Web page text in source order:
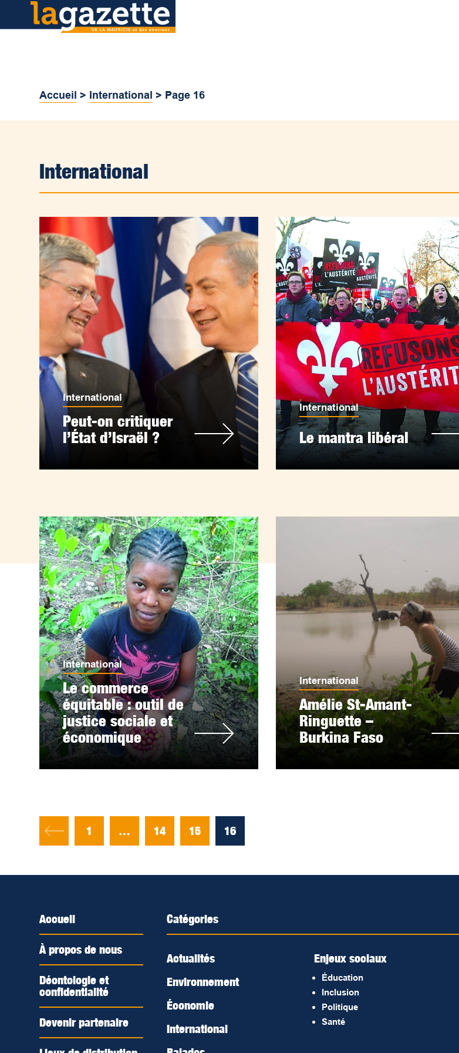
Accueil > International > Page 16
International
International
Peut-on critiquer
l’État d’Israël ?
International
Le mantra libéral
International
Le commerce
équitable : outil de
justice sociale et
économique
International
Amélie St-Amant-
Ringuette –
Burkina Faso
1 … 14 15 16
Accueil
À propos de nous
Déontologie et
confidentialité
Devenir partenaire
Catégories
Actualités
Environnement
Économie
International
Enjeux sociaux
Éducation
Inclusion
Politique
Santé